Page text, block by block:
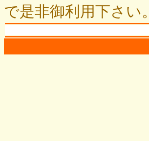
で是非御利用下さい。